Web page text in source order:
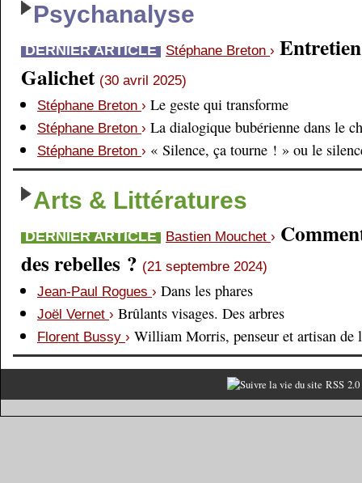
Psychanalyse
DERNIER ARTICLE Stéphane Breton ›
Galichet (30 avril 2025)
Stéphane Breton › Le geste qui transforme
Stéphane Breton › La dialogique bubérienne dans le
Stéphane Breton › « Silence, ça tourne ! » ou le
Arts & Littératures
DERNIER ARTICLE Bastien Mouchet ›
des rebelles ? (21 septembre 2024)
Jean-Paul Rogues › Dans les phares
Joël Vernet › Brûlants visages. Des arbres
Florent Bussy › William Morris, penseur et artisan de
RSS 2.0